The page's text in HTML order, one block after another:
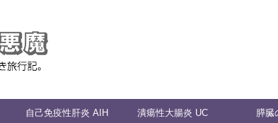
自己免疫性肝炎 AIH 潰瘍性大腸炎 UC 膵臓